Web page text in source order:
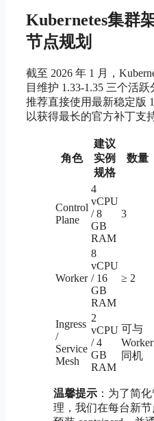
Kubernetes集群
节点规划
截至 2026 年 1 月，
目维护 1.33-1.35 三个活跃
推荐直接使用最新稳定版
以获得最长的官方补丁支
角色
建议
实例
规格
数量
Control
Plane
4
vCPU
/ 8
GB
RAM
3
Worker
8
vCPU
/ 16
GB
RAM
≥ 2
Ingress
/
Service
Mesh
2
vCPU
/ 4
GB
RAM
可与
Worker
同机
温馨提示 ：为了简
理，我们在每台新节